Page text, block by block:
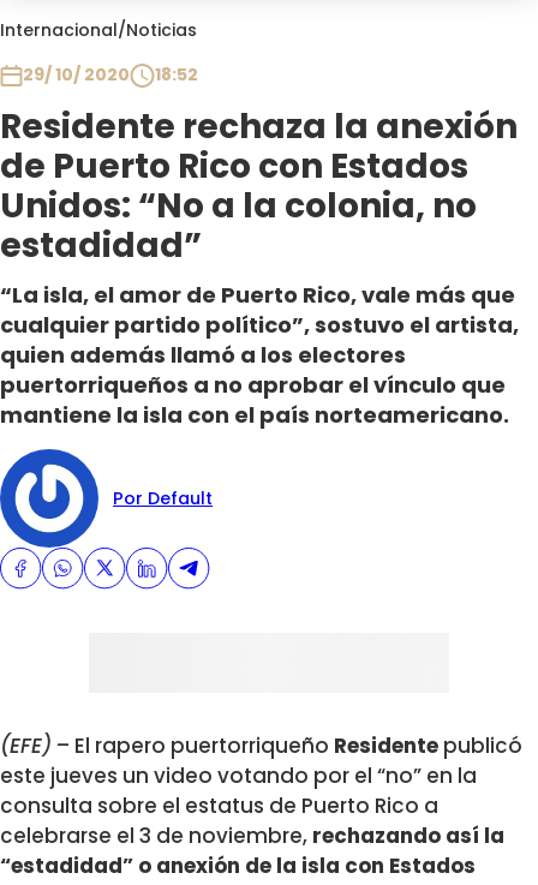
Internacional/Noticias
29/ 10/ 2020
18:52
Residente rechaza la anexión
de Puerto Rico con Estados
Unidos: “No a la colonia, no
estadidad”
“La isla, el amor de Puerto Rico, vale más que
cualquier partido político”, sostuvo el artista,
quien además llamó a los electores
puertorriqueños a no aprobar el vínculo que
mantiene la isla con el país norteamericano.
Por Default
(EFE) – El rapero puertorriqueño Residente publicó
este jueves un video votando por el “no” en la
consulta sobre el estatus de Puerto Rico a
celebrarse el 3 de noviembre, rechazando así la
“estadidad” o anexión de la isla con Estados
Club De La Comedia
Plan Perfecto
El Tiempo
Sabingo
Todos Los Programas